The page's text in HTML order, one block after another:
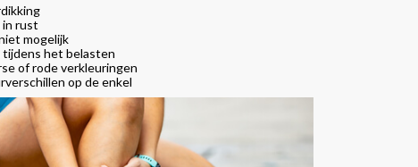
in rust
mogelijk
tijdens het belasten
of rode verkleuringen
op de enkel